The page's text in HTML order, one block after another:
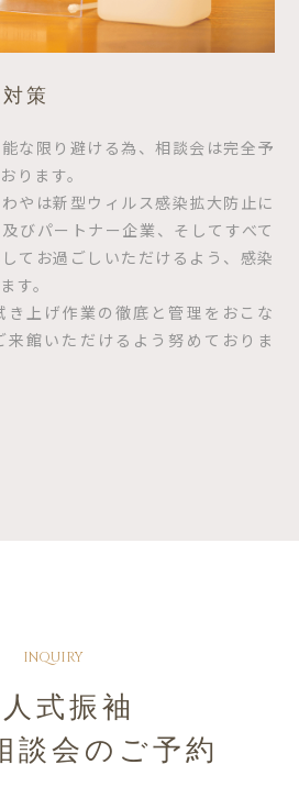
策
な限り避ける為、相談会は完全予
ります。
やは新型ウィルス感染拡大防止に
びパートナー企業、そしてすべて
てお過ごしいただけるよう、感染
す。
き上げ作業の徹底と管理をおこな
来館いただけるよう努めておりま
INQUIRY
式振袖
談会のご予約